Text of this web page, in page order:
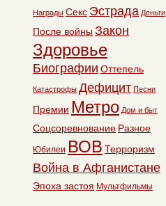
Награды Секс Эстрада Деньги
После войны Закон
Здоровье
Биографии Оттепель
Катастрофы Дефицит Песни
Премии Метро Дом и быт
Соцсоревнование Разное
Юбилеи ВОВ Терроризм
Война в Афганистане
Эпоха застоя Мультфильмы